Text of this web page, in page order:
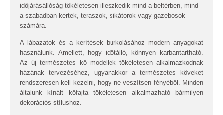
időjárásállóság tökéletesen illeszkedik mind a beltérben, mind
a szabadban kertek, teraszok, sikátorok vagy gazebosok
számára.
A lábazatok és a kerítések burkolásához modern anyagokat
használunk. Amellett, hogy időtálló, könnyen karbantartható.
Az új természetes kő modellek tökéletesen alkalmazkodnak
házának tervezéséhez, ugyanakkor a természetes köveket
rendszeresen kell kezelni, hogy ne veszítsen fényéből. Minden
általunk kínált kőfajta tökéletesen alkalmazható bármilyen
dekorációs stílushoz.